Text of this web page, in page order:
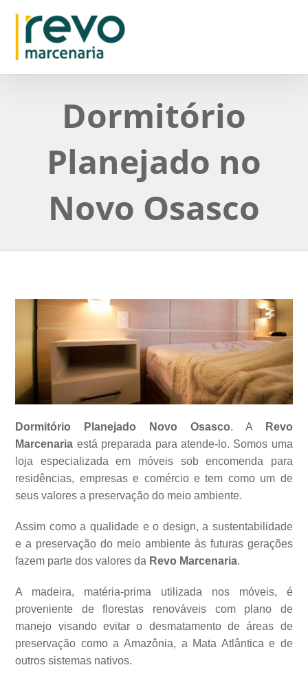
Dormitório
Planejado no
Novo Osasco
Dormitório Planejado Novo Osasco. A
Revo
Marcenaria está preparada para atende-lo. Somos uma
loja especializada em móveis sob encomenda para
residências, empresas e comércio e tem como um de
seus valores a preservação do meio ambiente.
Assim como a qualidade e o design, a sustentabilidade
e a preservação do meio ambiente às futuras gerações
fazem parte dos valores da Revo Marcenaria.
A madeira, matéria-prima utilizada nos móveis, é
proveniente de florestas renováveis com plano de
manejo visando evitar o desmatamento de áreas de
preservação como a Amazônia, a Mata Atlântica e de
outros sistemas nativos.